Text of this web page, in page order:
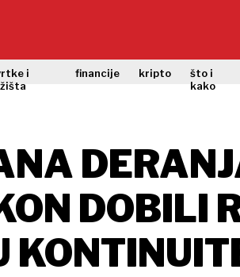
i
financije kripto
što i
kako
DOBILI